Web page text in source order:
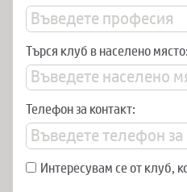
Търся клуб в населено място:
Телефон за контакт:
Интересувам се от клуб,